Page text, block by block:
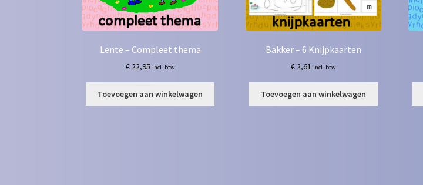
Lente – Compleet thema
€22,95 incl. btw
Toevoegen aan winkelwagen
Bakker – 6 Knijpkaarten
€2,61 incl. btw
Toevoegen aan winkelwagen